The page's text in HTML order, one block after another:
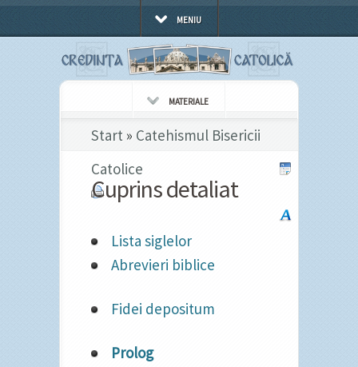
MENIU
MATERIALE
Start » Catehismul Bisericii
Catolice
Cuprins detaliat
Lista siglelor
Abrevieri biblice
Fidei depositum
Prolog